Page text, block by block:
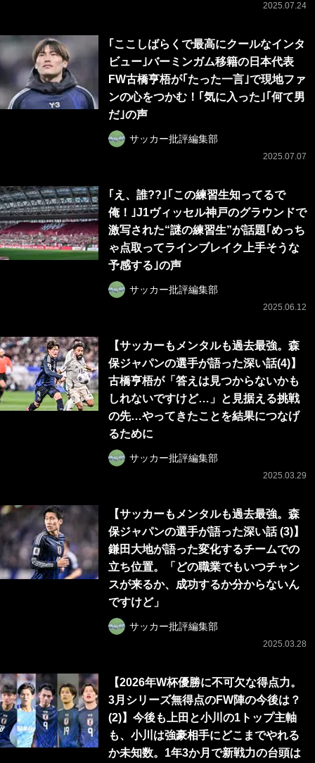
2025.07.24
｢ここしばらくで最高にクールなインタ
ビュー｣バーミンガム移籍の日本代表
FW古橋亨梧が｢たった一言｣で現地ファ
ンの心をつかむ！｢気に入った｣｢何て男
だ｣の声
サッカー批評編集部
2025.07.07
｢え、誰??｣｢この練習生知ってるで
俺！｣J1ヴィッセル神戸のグラウンドで
激写された“謎の練習生”が話題｢めっち
ゃ点取ってラインブレイク上手そうな
予感する｣の声
サッカー批評編集部
2025.06.12
【サッカーもメンタルも過去最強。森
保ジャパンの選手が語った深い話(4)】
古橋亨梧が「答えは見つからないかも
しれないですけど…」と見据える挑戦
の先…やってきたことを結果につなげ
るために
サッカー批評編集部
2025.03.29
【サッカーもメンタルも過去最強。森
保ジャパンの選手が語った深い話 (3)】
鎌田大地が語った変化するチームでの
立ち位置。「どの職業でもいつチャン
スが来るか、成功するか分からないん
ですけど」
サッカー批評編集部
2025.03.28
【2026年W杯優勝に不可欠な得点力。
3月シリーズ無得点のFW陣の今後は？
(2)】今後も上田と小川の1トップ主軸
も、小川は強豪相手にどこまでやれる
か未知数。1年3か月で新戦力の台頭は